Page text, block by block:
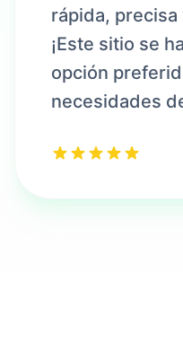
rápida, precisa
¡Este sitio se
opción
necesidades